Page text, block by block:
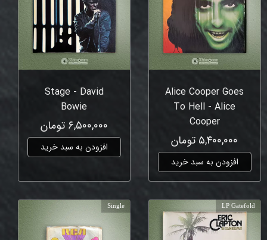
Alice Cooper Goes
To Hell - Alice
Cooper
۵,۴۰۰,۰۰۰ تومان
افزودن به سبد خرید
Stage - David
Bowie
۶,۵۰۰,۰۰۰ تومان
افزودن به سبد خرید
LP Gatefold
Single